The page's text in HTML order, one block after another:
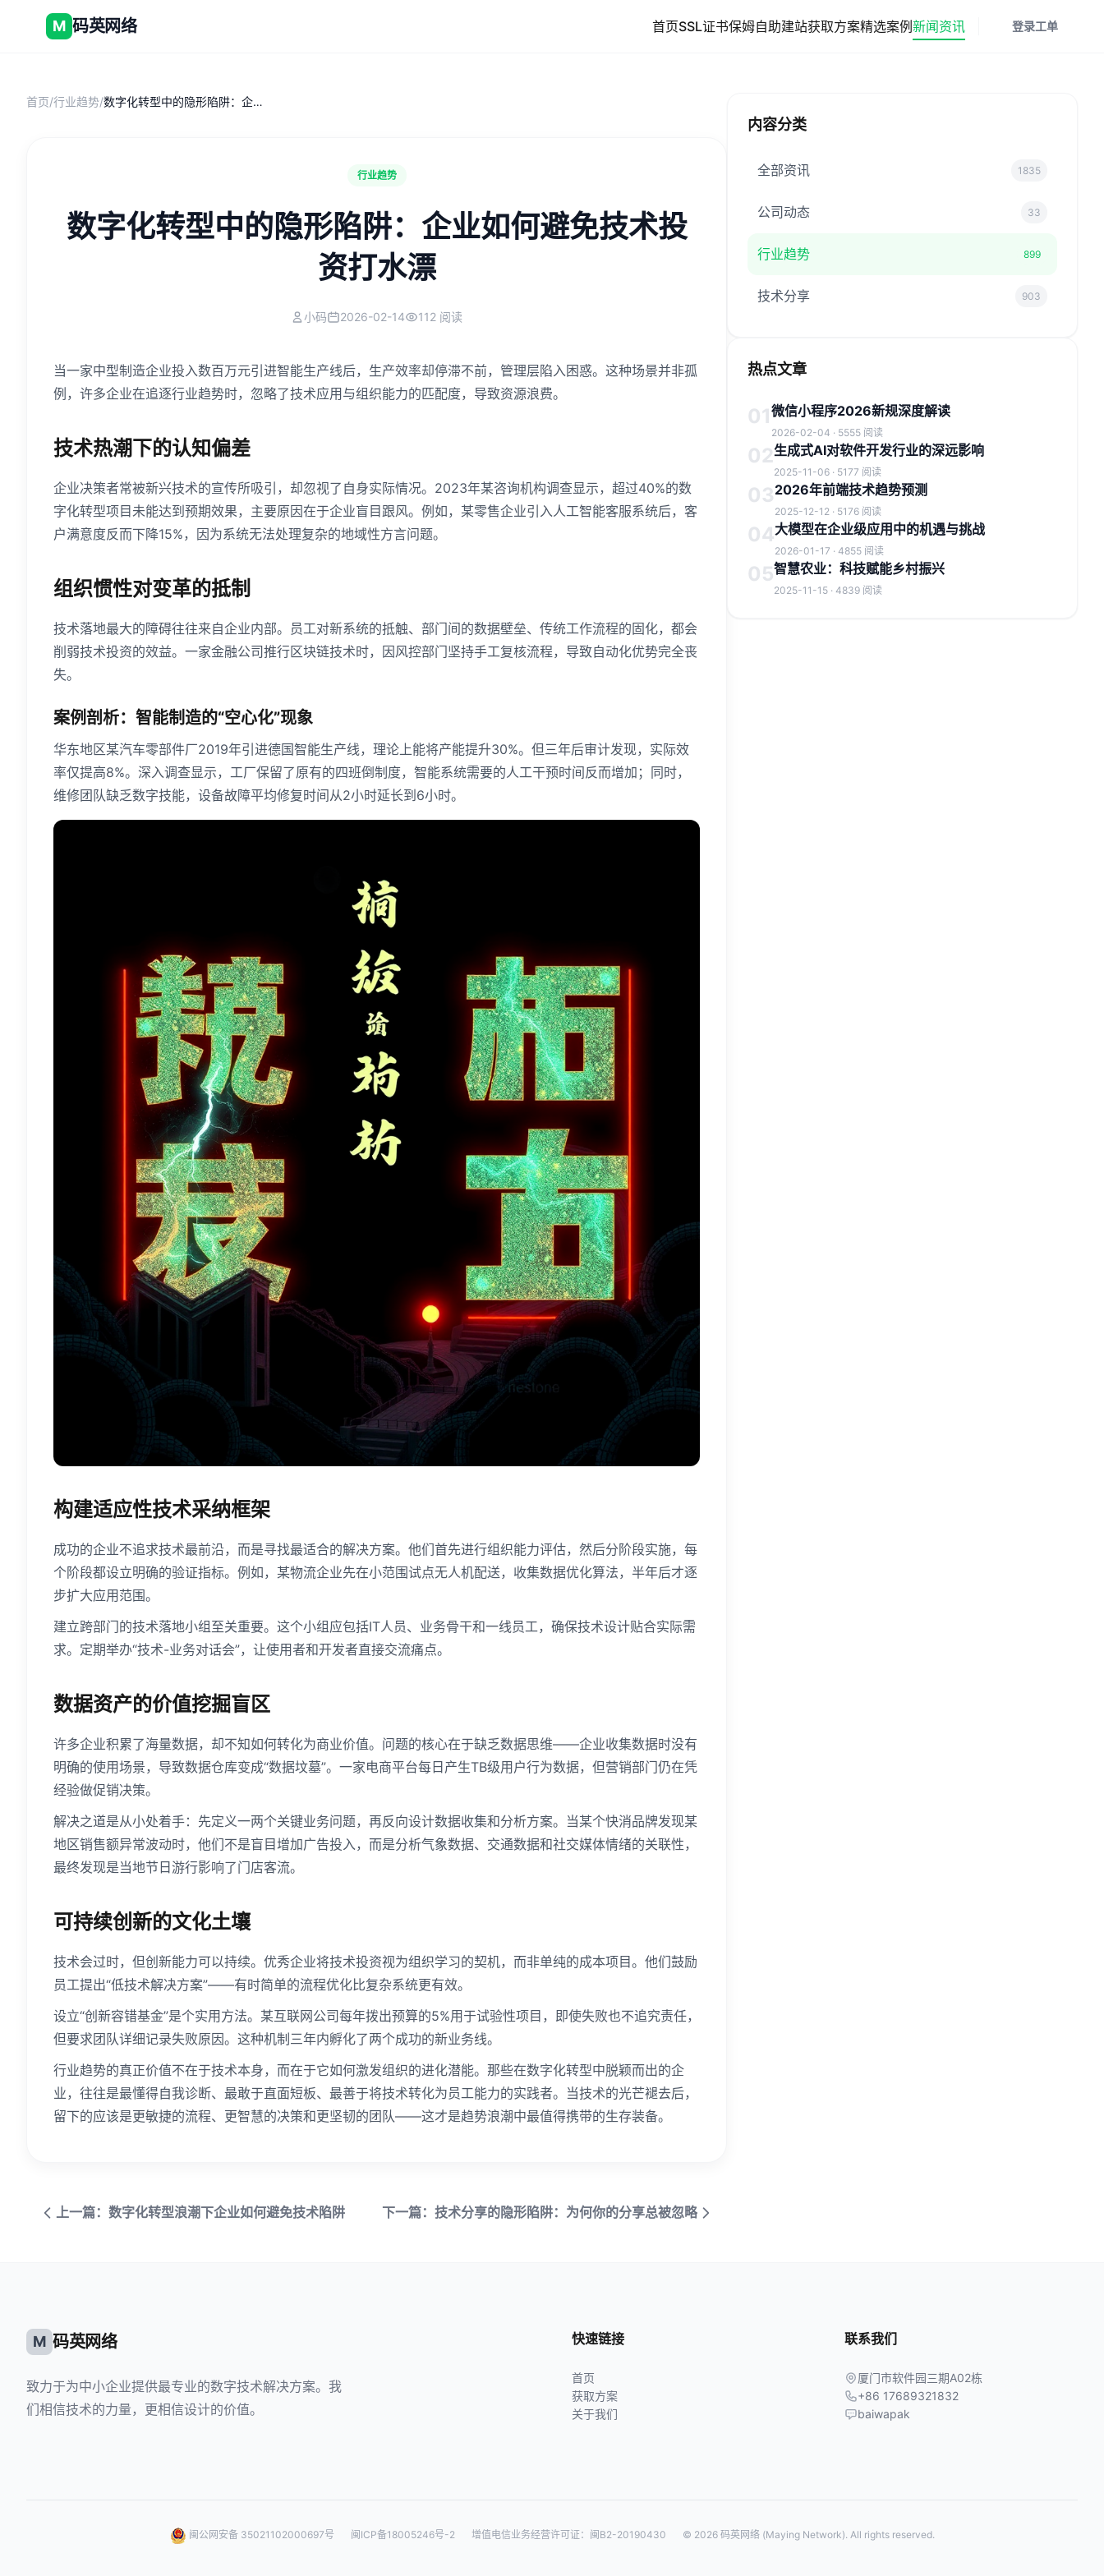
M 码英网络 首页SSL证书保姆自助建站获取方案精选案例新闻资讯 登录工单
首页/行业趋势/ 数字化转型中的隐形陷阱：企业如何避免技术投资打水漂
行业趋势
数字化转型中的隐形陷阱：企业如何避免技术投
资打水漂
小码 2026-02-14 112 阅读
当一家中型制造企业投入数百万元引进智能生产线后，生产效率却停滞不前，管理层陷入困惑。这种场景并非孤
例，许多企业在追逐行业趋势时，忽略了技术应用与组织能力的匹配度，导致资源浪费。
技术热潮下的认知偏差
企业决策者常被新兴技术的宣传所吸引，却忽视了自身实际情况。2023年某咨询机构调查显示，超过40%的数
字化转型项目未能达到预期效果，主要原因在于企业盲目跟风。例如，某零售企业引入人工智能客服系统后，客
户满意度反而下降15%，因为系统无法处理复杂的地域性方言问题。
组织惯性对变革的抵制
技术落地最大的障碍往往来自企业内部。员工对新系统的抵触、部门间的数据壁垒、传统工作流程的固化，都会
削弱技术投资的效益。一家金融公司推行区块链技术时，因风控部门坚持手工复核流程，导致自动化优势完全丧
失。
案例剖析：智能制造的“空心化”现象
华东地区某汽车零部件厂2019年引进德国智能生产线，理论上能将产能提升30%。但三年后审计发现，实际效
率仅提高8%。深入调查显示，工厂保留了原有的四班倒制度，智能系统需要的人工干预时间反而增加；同时，
维修团队缺乏数字技能，设备故障平均修复时间从2小时延长到6小时。
构建适应性技术采纳框架
成功的企业不追求技术最前沿，而是寻找最适合的解决方案。他们首先进行组织能力评估，然后分阶段实施，每
个阶段都设立明确的验证指标。例如，某物流企业先在小范围试点无人机配送，收集数据优化算法，半年后才逐
步扩大应用范围。
建立跨部门的技术落地小组至关重要。这个小组应包括IT人员、业务骨干和一线员工，确保技术设计贴合实际需
求。定期举办“技术-业务对话会”，让使用者和开发者直接交流痛点。
数据资产的价值挖掘盲区
许多企业积累了海量数据，却不知如何转化为商业价值。问题的核心在于缺乏数据思维——企业收集数据时没有
明确的使用场景，导致数据仓库变成“数据坟墓”。一家电商平台每日产生TB级用户行为数据，但营销部门仍在凭
经验做促销决策。
解决之道是从小处着手：先定义一两个关键业务问题，再反向设计数据收集和分析方案。当某个快消品牌发现某
地区销售额异常波动时，他们不是盲目增加广告投入，而是分析气象数据、交通数据和社交媒体情绪的关联性，
最终发现是当地节日游行影响了门店客流。
可持续创新的文化土壤
技术会过时，但创新能力可以持续。优秀企业将技术投资视为组织学习的契机，而非单纯的成本项目。他们鼓励
员工提出“低技术解决方案”——有时简单的流程优化比复杂系统更有效。
设立“创新容错基金”是个实用方法。某互联网公司每年拨出预算的5%用于试验性项目，即使失败也不追究责任，
但要求团队详细记录失败原因。这种机制三年内孵化了两个成功的新业务线。
行业趋势的真正价值不在于技术本身，而在于它如何激发组织的进化潜能。那些在数字化转型中脱颖而出的企
业，往往是最懂得自我诊断、最敢于直面短板、最善于将技术转化为员工能力的实践者。当技术的光芒褪去后，
留下的应该是更敏捷的流程、更智慧的决策和更坚韧的团队——这才是趋势浪潮中最值得携带的生存装备。
上一篇：数字化转型浪潮下企业如何避免技术陷阱 下一篇：技术分享的隐形陷阱：为何你的分享总被忽略
内容分类
全部资讯 1835
公司动态 33
行业趋势 899
技术分享 903
热点文章
01微信小程序2026新规深度解读
2026-02-04 · 5555 阅读
02生成式AI对软件开发行业的深远影响
2025-11-06 · 5177 阅读
032026年前端技术趋势预测
2025-12-12 · 5176 阅读
04大模型在企业级应用中的机遇与挑战
2026-01-17 · 4855 阅读
05智慧农业：科技赋能乡村振兴
2025-11-15 · 4839 阅读
M 码英网络
致力于为中小企业提供最专业的数字技术解决方案。我
们相信技术的力量，更相信设计的价值。
快速链接
首页
获取方案
关于我们
联系我们
厦门市软件园三期A02栋
+86 17689321832
baiwapak
闽公网安备 35021102000697号 闽ICP备18005246号-2 增值电信业务经营许可证：闽B2-20190430 © 2026 码英网络 (Maying Network). All rights reserved.